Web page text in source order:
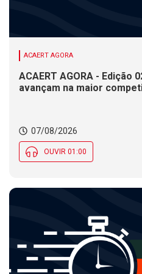
ACAERT AGORA
ACAERT AGORA - Edição
avançam na maior
Social nesta sexta (7)
07/08/2026
OUVIR 01:00